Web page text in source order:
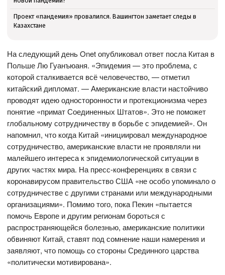
Проект «пандемия» провалился. Вашингтон заметает следы в
Казахстане
На следующий день Onet опубликовал ответ посла Китая в
Польше Лю Гуанъюаня. «Эпидемия — это проблема, с
которой сталкивается всё человечество, — отметил
китайский дипломат. — Американские власти настойчиво
проводят идею односторонности и протекционизма через
понятие «примат Соединенных Штатов». Это не поможет
глобальному сотрудничеству в борьбе с эпидемией». Он
напомнил, что когда Китай «инициировал международное
сотрудничество, американские власти не проявляли ни
малейшего интереса к эпидемиологической ситуации в
других частях мира. На пресс-конференциях в связи с
коронавирусом правительство США «не особо упоминало о
сотрудничестве с другими странами или международными
организациями». Помимо того, пока Пекин «пытается
помочь Европе и другим регионам бороться с
распространяющейся болезнью, американские политики
обвиняют Китай, ставят под сомнение наши намерения и
заявляют, что помощь со стороны Срединного царства
«политически мотивирована».